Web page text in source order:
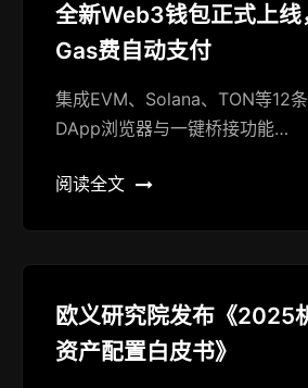
全新Web3钱包正式上线
Gas费自动支付
集成EVM、Solana、TON等12
DApp浏览器与一键桥接功能…
阅读全文
欧义研究院发布《2025
资产配置白皮书》